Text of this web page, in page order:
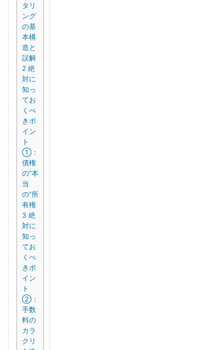
タリ
ング
の基
本構
造と
誤解
2 絶
対に
知っ
てお
くべ
きポ
イン
ト
①：
債権
の“本
当
の”所
有権
3 絶
対に
知っ
てお
くべ
きポ
イン
ト
②：
手数
料の
カラ
クリ